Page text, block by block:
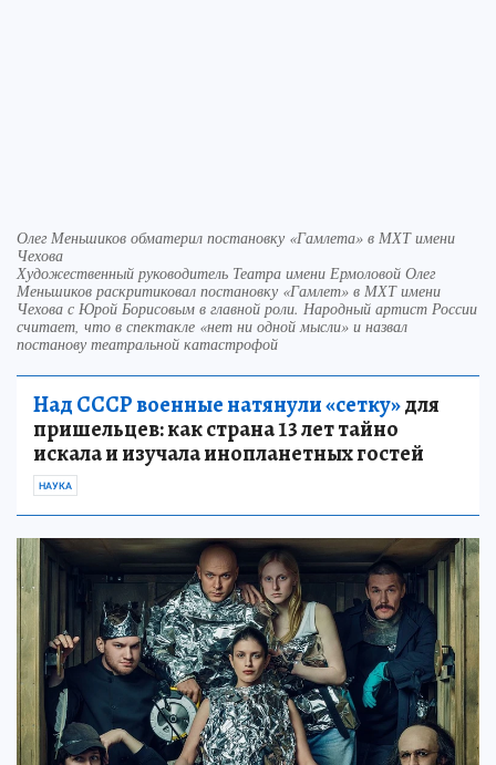
Олег Меньшиков обматерил постановку «Гамлета» в МХТ имени
Чехова
Художественный руководитель Театра имени Ермоловой Олег
Меньшиков раскритиковал постановку «Гамлет» в МХТ имени
Чехова с Юрой Борисовым в главной роли. Народный артист России
считает, что в спектакле «нет ни одной мысли» и назвал
постанову театральной катастрофой
Над СССР военные натянули «сетку»для
пришельцев: как страна 13 лет тайно
искала и изучала инопланетных гостей
НАУКА